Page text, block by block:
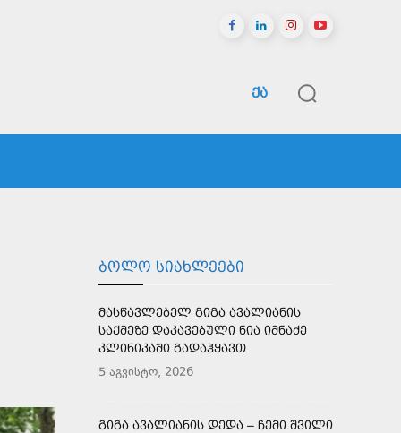
ᲥᲐ
ᲑᲝᲚᲝ ᲡᲘᲐᲮᲚᲔᲔᲑᲘ
ᲛᲐᲡᲬᲐᲕᲚᲔᲑᲔᲚ ᲒᲘᲒᲐ ᲐᲕᲐᲚᲘᲐᲜᲘᲡ
ᲡᲐᲥᲛᲔᲖᲔ ᲓᲐᲙᲐᲕᲔᲑᲣᲚᲘ ᲜᲘᲐ ᲘᲛᲜᲐᲫᲔ
ᲙᲚᲘᲜᲘᲙᲐᲨᲘ ᲒᲐᲓᲐᲰᲧᲐᲕᲗ
5 აგვისტო, 2026
ᲒᲘᲒᲐ ᲐᲕᲐᲚᲘᲐᲜᲘᲡ ᲓᲔᲓᲐ – ᲩᲔᲛᲘ ᲨᲕᲘᲚᲘ